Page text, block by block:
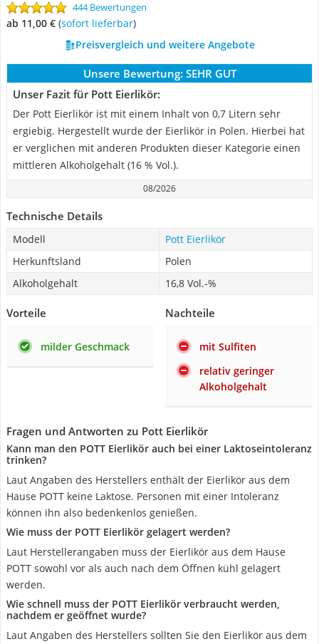
444 Bewertungen
ab 11,00 € ( Sofort lieferbar)
Preisvergleich und weitere Angebote
Unsere Bewertung: SEHR GUT
Unser Fazit für Pott Eierlikör:
Der Pott Eierlikör ist mit einem Inhalt von 0,7 Litern sehr
ergiebig. Hergestellt wurde der Eierlikör in Polen. Hierbei hat
er verglichen mit anderen Produkten dieser Kategorie einen
mittleren Alkoholgehalt (16 % Vol.).
08/2026
Technische Details
Modell
Pott Eierlikör
Herkunftsland
Polen
Alkoholgehalt
16,8 Vol.-%
Vorteile
milder Geschmack
Nachteile
mit Sulfiten
relativ geringer
Alkoholgehalt
Fragen und Antworten zu Pott Eierlikör
Kann man den POTT Eierlikör auch bei einer Laktoseintoleranz
trinken?
Laut Angaben des Herstellers enthält der Eierlikör aus dem
Hause POTT keine Laktose. Personen mit einer Intoleranz
können ihn also bedenkenlos genießen.
Wie muss der POTT Eierlikör gelagert werden?
Laut Herstellerangaben muss der Eierlikör aus dem Hause
POTT sowohl vor als auch nach dem Öffnen kühl gelagert
werden.
Wie schnell muss der POTT Eierlikör verbraucht werden,
nachdem er geöffnet wurde?
Laut Angaben des Herstellers sollten Sie den Eierlikör aus dem